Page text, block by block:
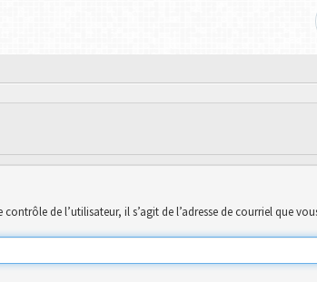
de l’utilisateur, il s’agit de l’adresse de courriel que